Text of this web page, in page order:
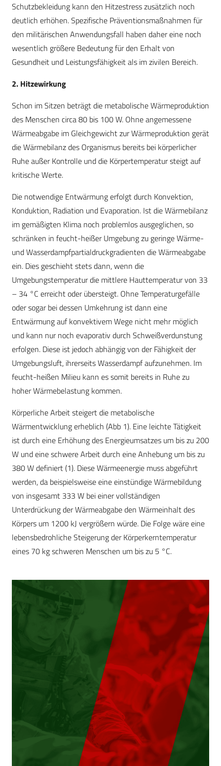
Schutzbekleidung kann den Hitzestress zusätzlich noch
deutlich erhöhen. Spezifische Präventionsmaßnahmen für
den militärischen Anwendungsfall haben daher eine noch
wesentlich größere Bedeutung für den Erhalt von
Gesundheit und Leistungsfähigkeit als im zivilen Bereich.
2. Hitzewirkung
Schon im Sitzen beträgt die metabolische Wärmeproduktion
des Menschen circa 80 bis 100 W. Ohne angemessene
Wärmeabgabe im Gleichgewicht zur Wärmeproduktion gerät
die Wärmebilanz des Organismus bereits bei körperlicher
Ruhe außer Kontrolle und die Körpertemperatur steigt auf
kritische Werte.
Die notwendige Entwärmung erfolgt durch Konvektion,
Konduktion, Radiation und Evaporation. Ist die Wärmebilanz
im gemäßigten Klima noch problemlos ausgeglichen, so
schränken in feucht-heißer Umgebung zu geringe Wärme-
und Wasserdampfpartialdruckgradienten die Wärmeabgabe
ein. Dies geschieht stets dann, wenn die
Umgebungstemperatur die mittlere Hauttemperatur von 33
– 34 °C erreicht oder übersteigt. Ohne Temperaturgefälle
oder sogar bei dessen Umkehrung ist dann eine
Entwärmung auf konvektivem Wege nicht mehr möglich
und kann nur noch evaporativ durch Schweißverdunstung
erfolgen. Diese ist jedoch abhängig von der Fähigkeit der
Umgebungsluft, ihrerseits Wasserdampf aufzunehmen. Im
feucht-heißen Milieu kann es somit bereits in Ruhe zu
hoher Wärmebelastung kommen.
Körperliche Arbeit steigert die metabolische
Wärmentwicklung erheblich (Abb 1). Eine leichte Tätigkeit
ist durch eine Erhöhung des Energieumsatzes um bis zu 200
W und eine schwere Arbeit durch eine Anhebung um bis zu
380 W definiert (1). Diese Wärmeenergie muss abgeführt
werden, da beispielsweise eine einstündige Wärmebildung
von insgesamt 333 W bei einer vollständigen
Unterdrückung der Wärmeabgabe den Wärmeinhalt des
Körpers um 1200 kJ vergrößern würde. Die Folge wäre eine
lebensbedrohliche Steigerung der Körperkerntemperatur
eines 70 kg schweren Menschen um bis zu 5 °C.